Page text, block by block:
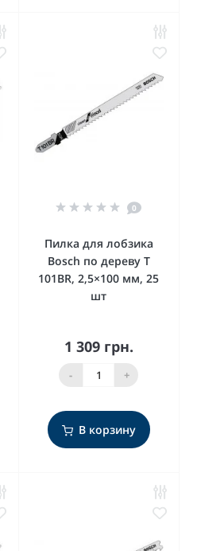
0
Пилка для лобзика
Bosch по дереву T
101BR, 2,5×100 мм, 25
шт
1 309 грн.
- +
В корзину